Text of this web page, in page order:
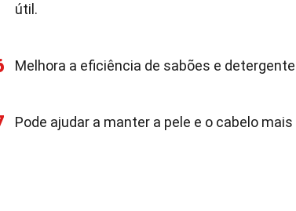
útil.
Melhora a eficiência de sabões e
Pode ajudar a manter a pele e o cabelo